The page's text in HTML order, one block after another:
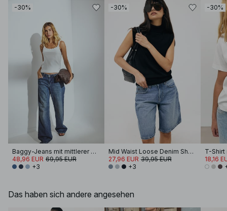
-30%
Baggy-Jeans mit mittlerer Taille
48,96 EUR 69,95 EUR
+3
-30%
Mid Waist Loose Denim Shorts
27,96 EUR 39,95 EUR
+3
-30%
18,16
Das haben sich andere angesehen